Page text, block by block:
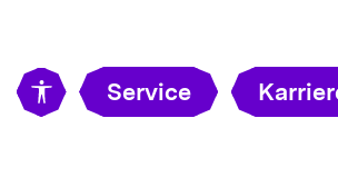
Service